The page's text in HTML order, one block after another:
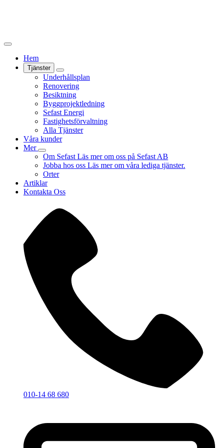
Hem
Tjänster
Underhållsplan
Renovering
Besiktning
Byggprojektledning
Sefast Energi
Fastighetsförvaltning
Alla Tjänster
Våra kunder
Mer
Om Sefast Läs mer om oss på Sefast AB
Jobba hos oss Läs mer om våra lediga tjänster.
Orter
Artiklar
Kontakta Oss
010-14 68 680